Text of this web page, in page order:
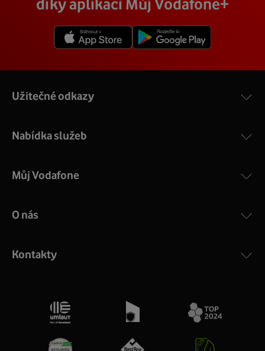
díky aplikaci Můj Vodafone+
Užitečné odkazy
Nabídka služeb
Můj Vodafone
O nás
Kontakty